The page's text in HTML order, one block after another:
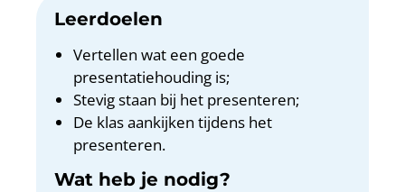
Leerdoelen
Vertellen wat een goede
presentatiehouding is;
Stevig staan bij het presenteren;
De klas aankijken tijdens het
presenteren.
Wat heb je nodig?